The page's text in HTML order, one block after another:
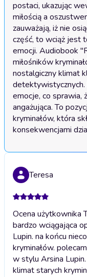
postaci, ukazując
miłością a
zauważają, iż nie
część, to wciąż jest
emocji. Audiobook
miłośników
nostalgiczny klimat
emocje, co sprawia,
angażująca. To
kryminałów, która
konsekwencjami
Teresa
Ocena użytkownika
bardzo wciągająca
Lupin. na końcu
kryminałów. polecam
w stylu Arsina
klimat starych